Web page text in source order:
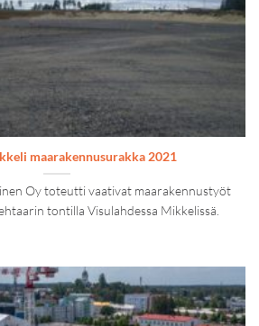
maarakennusurakka 2021
Oy toteutti vaativat maarakennustyöt
tontilla Visulahdessa Mikkelissä.